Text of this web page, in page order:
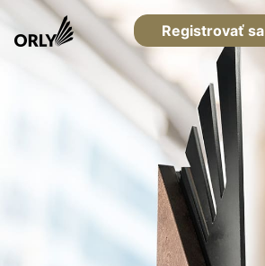
Registrovať sa